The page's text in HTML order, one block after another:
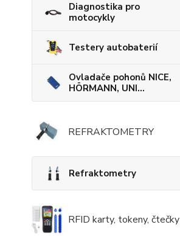
Diagnostika pro
motocykly
Testery autobaterií
Ovladače pohonů NICE,
HÖRMANN, UNI...
REFRAKTOMETRY
Refraktometry
RFID karty, tokeny, čtečky